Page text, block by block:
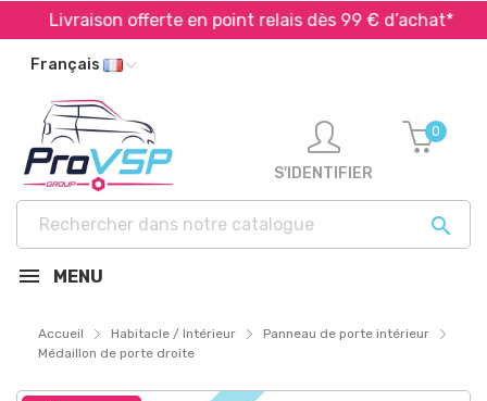
Livraison offerte en point relais dès 99 € d’achat*
Français

S'IDENTIFIER
0
MENU
Accueil Habitacle / Intérieur
Panneau de porte intérieur
Médaillon de porte droite